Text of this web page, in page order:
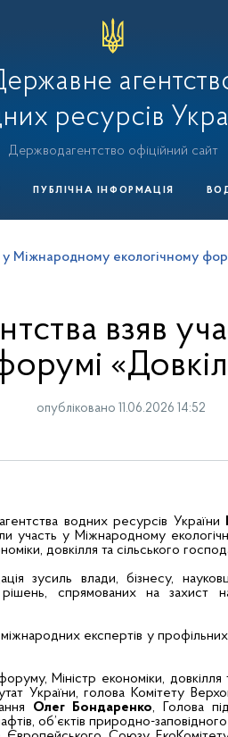
ресурсів
Держводагентство офіційний сайт
ПУБЛІЧНА ІНФОРМАЦІЯ
Міжнародному екологічному
взяв
опубліковано 11.06.2026 14:52
водних ресурсів України
участь у Міжнародному
довкілля та сільського
зусиль влади, бізнесу,
спрямованих на захист
експертів у
Міністр економіки, довкілля
України, голова Комітету
Олег Бондаренко, Голова
об’єктів природно-